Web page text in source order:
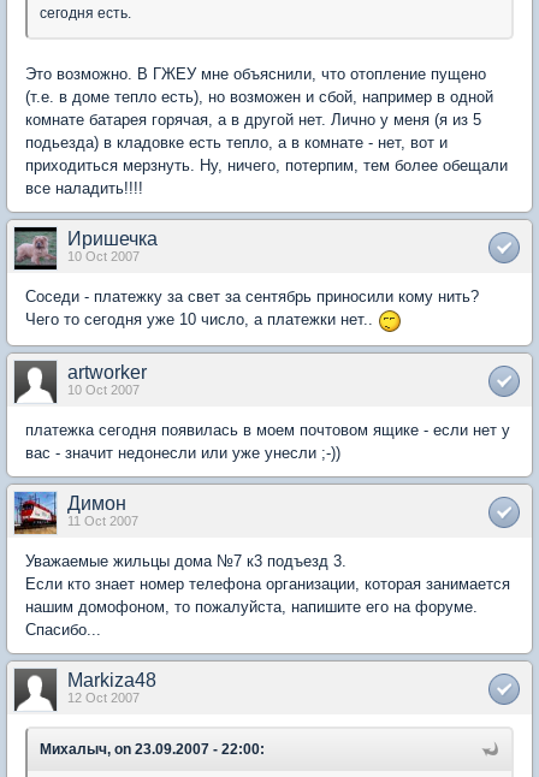
сегодня есть.
Это возможно. В ГЖЕУ мне объяснили, что отопление пущено
(т.е. в доме тепло есть), но возможен и сбой, например в одной
комнате батарея горячая, а в другой нет. Лично у меня (я из 5
подьезда) в кладовке есть тепло, а в комнате - нет, вот и
приходиться мерзнуть. Ну, ничего, потерпим, тем более обещали
все наладить!!!!
Иришечка
10 Oct 2007
Соседи - платежку за свет за сентябрь приносили кому нить?
Чего то сегодня уже 10 число, а платежки нет..
artworker
10 Oct 2007
платежка сегодня появилась в моем почтовом ящике - если нет у
вас - значит недонесли или уже унесли ;-))
Димон
11 Oct 2007
Уважаемые жильцы дома №7 к3 подъезд 3.
Если кто знает номер телефона организации, которая занимается
нашим домофоном, то пожалуйста, напишите его на форуме.
Спасибо...
Markiza48
12 Oct 2007
Михалыч, on 23.09.2007 - 22:00: